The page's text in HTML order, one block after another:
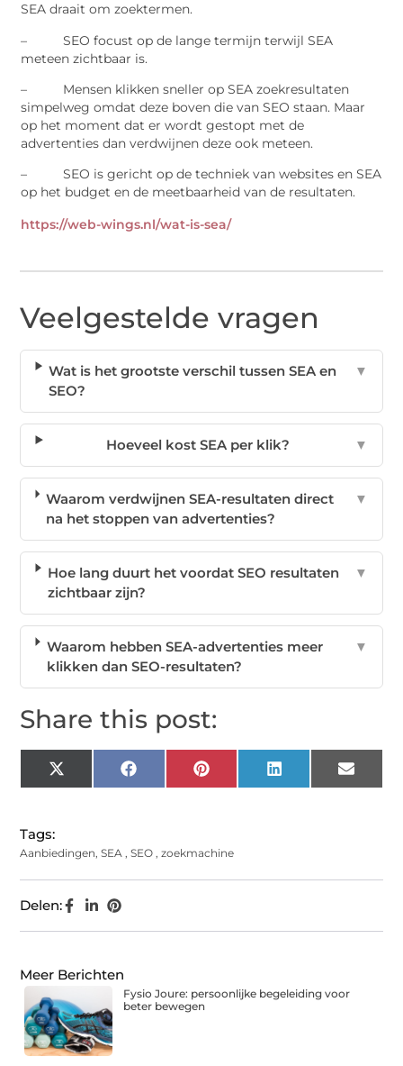
SEA draait om zoektermen.
– SEO focust op de lange termijn terwijl SEA
meteen zichtbaar is.
– Mensen klikken sneller op SEA zoekresultaten
simpelweg omdat deze boven die van SEO staan. Maar
op het moment dat er wordt gestopt met de
advertenties dan verdwijnen deze ook meteen.
– SEO is gericht op de techniek van websites en SEA
op het budget en de meetbaarheid van de resultaten.
https://web-wings.nl/wat-is-sea/
Veelgestelde vragen
Wat is het grootste verschil tussen SEA en
SEO?
▼
Hoeveel kost SEA per klik? ▼
Waarom verdwijnen SEA-resultaten direct
na het stoppen van advertenties?
▼
Hoe lang duurt het voordat SEO resultaten
zichtbaar zijn?
▼
Waarom hebben SEA-advertenties meer
klikken dan SEO-resultaten?
▼
Share this post:
X
(Twitter)
Facebook Pinterest LinkedIn Email
Tags:
Aanbiedingen,SEA ,SEO ,zoekmachine
Delen:
Meer Berichten
Fysio Joure: persoonlijke begeleiding voor
beter bewegen